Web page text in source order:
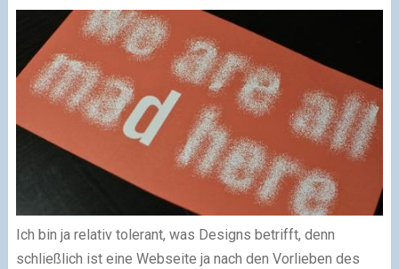
Ich bin ja relativ tolerant, was Designs betrifft, denn
schließlich ist eine Webseite ja nach den Vorlieben des